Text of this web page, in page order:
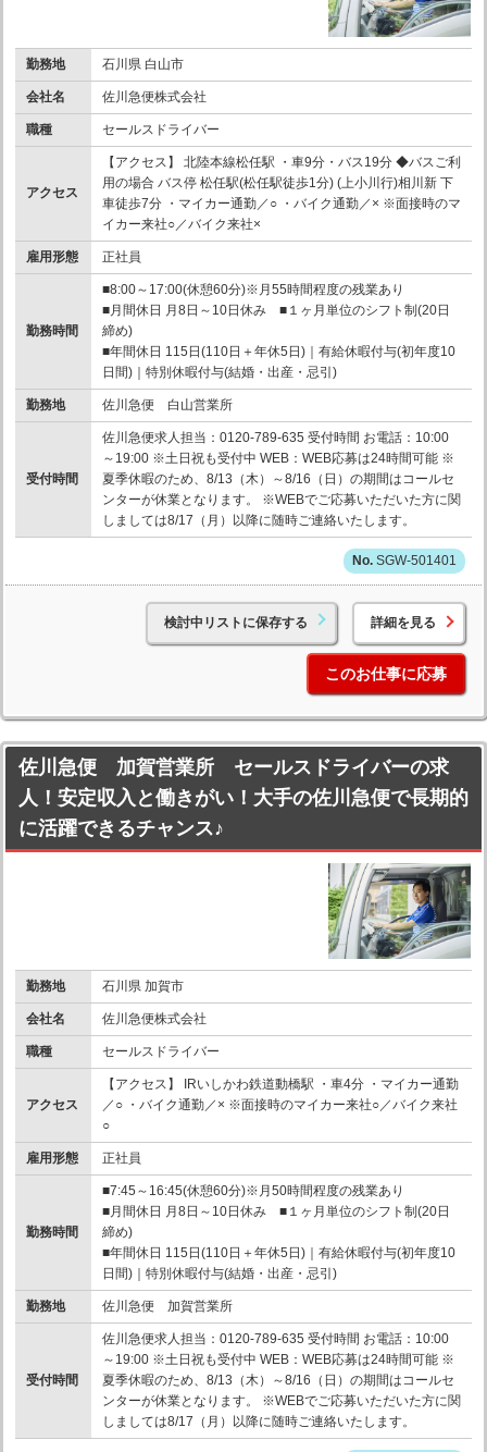
勤務地 石川県 白山市
会社名 佐川急便株式会社
職種 セールスドライバー
アクセス
【アクセス】 北陸本線松任駅 ・車9分・バス19分 ◆バスご利
用の場合 バス停 松任駅(松任駅徒歩1分) (上小川行)相川新 下
車徒歩7分 ・マイカー通勤／○ ・バイク通勤／× ※面接時のマ
イカー来社○／バイク来社×
雇用形態 正社員
勤務時間
■8:00～17:00(休憩60分)※月55時間程度の残業あり
■月間休日 月8日～10日休み ■１ヶ月単位のシフト制(20日
締め)
■年間休日 115日(110日＋年休5日)｜有給休暇付与(初年度10
日間)｜特別休暇付与(結婚・出産・忌引)
勤務地 佐川急便 白山営業所
受付時間
佐川急便求人担当：0120-789-635 受付時間 お電話：10:00
～19:00 ※土日祝も受付中 WEB：WEB応募は24時間可能 ※
夏季休暇のため、8/13（木）～8/16（日）の期間はコールセ
ンターが休業となります。 ※WEBでご応募いただいた方に関
しましては8/17（月）以降に随時ご連絡いたします。
SGW-501401
検討中リストに保存する 詳細を見る
このお仕事に応募
佐川急便 加賀営業所 セールスドライバーの求
人！安定収入と働きがい！大手の佐川急便で長期的
に活躍できるチャンス♪
勤務地 石川県 加賀市
会社名 佐川急便株式会社
職種 セールスドライバー
アクセス
【アクセス】 IRいしかわ鉄道動橋駅 ・車4分 ・マイカー通勤
／○ ・バイク通勤／× ※面接時のマイカー来社○／バイク来社
○
雇用形態 正社員
勤務時間
■7:45～16:45(休憩60分)※月50時間程度の残業あり
■月間休日 月8日～10日休み ■１ヶ月単位のシフト制(20日
締め)
■年間休日 115日(110日＋年休5日)｜有給休暇付与(初年度10
日間)｜特別休暇付与(結婚・出産・忌引)
勤務地 佐川急便 加賀営業所
受付時間
佐川急便求人担当：0120-789-635 受付時間 お電話：10:00
～19:00 ※土日祝も受付中 WEB：WEB応募は24時間可能 ※
夏季休暇のため、8/13（木）～8/16（日）の期間はコールセ
ンターが休業となります。 ※WEBでご応募いただいた方に関
しましては8/17（月）以降に随時ご連絡いたします。